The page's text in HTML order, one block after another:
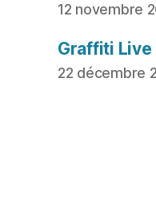
12 novembre
Graffiti Live
22 décembre